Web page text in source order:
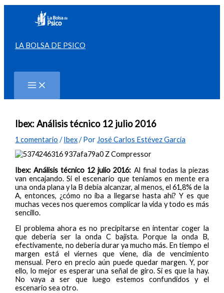
contenido
LA BOLSA DE PSICO
Ibex: Análisis técnico 12 julio 2016
1 comentario /Ibex/ Por José Carlos Estévez García
Ibex: Análisis técnico 12 julio 2016: Al final todas la piezas
van encajando. Si el escenario que teníamos en mente era
una onda plana y la B debía alcanzar, al menos, el 61,8% de la
A, entonces, ¿cómo no iba a llegarse hasta ahí? Y es que
muchas veces nos queremos complicar la vida y todo es más
sencillo.
El problema ahora es no precipitarse en intentar coger la
que debería ser la onda C bajista. Porque la onda B,
efectivamente, no debería durar ya mucho más. En tiempo el
margen está el viernes que viene, día de vencimiento
mensual. Pero en precio aún puede quedar margen. Y, por
ello, lo mejor es esperar una señal de giro. Si es que la hay.
No vaya a ser que luego estemos confundidos y el
escenario sea otro.